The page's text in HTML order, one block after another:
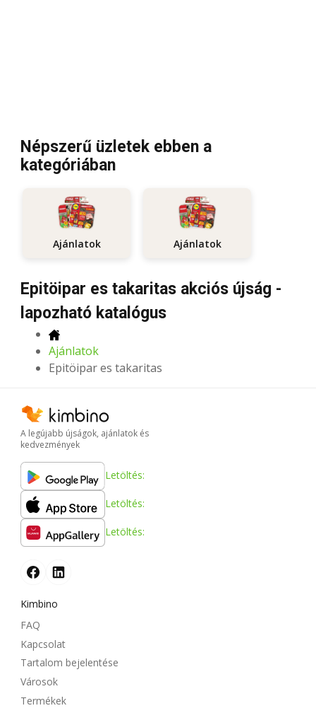
Népszerű üzletek ebben a
kategóriában
Ajánlatok Ajánlatok
Epitöipar es takaritas akciós újság -
lapozható katalógus
Ajánlatok
Epitöipar es takaritas
A legújabb újságok, ajánlatok és
kedvezmények
Letöltés:
Letöltés:
Letöltés:
Kimbino
FAQ
Kapcsolat
Tartalom bejelentése
Városok
Termékek